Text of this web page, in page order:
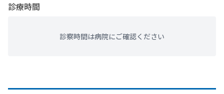
診療時間
診察時間は病院にご確認ください